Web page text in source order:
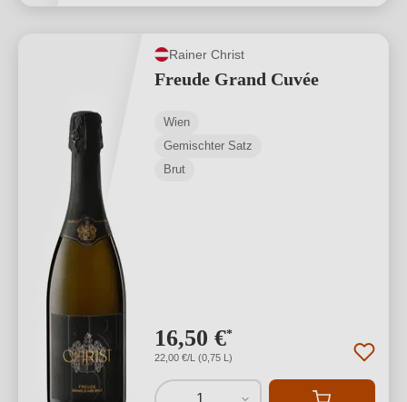
Rainer Christ
Freude Grand Cuvée
Wien
Gemischter Satz
Brut
16,50 €*
22,00 €/L (0,75 L)
1